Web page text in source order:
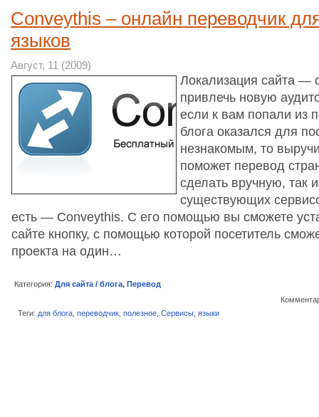
Conveythis – онлайн переводчик
языков
Август, 11 (2009)
Локализация сайта —
привлечь новую
если к вам попали из
блога оказался для
незнакомым, то
поможет перевод
сделать вручную, так
существующих
есть — Conveythis. С его помощью вы сможете
сайте кнопку, с помощью которой посетитель
проекта на один…
Категория: Для сайта / блога, Перевод
Теги: для блога переводчик полезное Сервисы языки